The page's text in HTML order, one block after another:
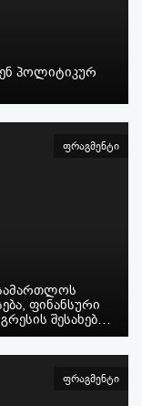
პოლიტიკურ
ფრაგმენტი
ფინანსური
შესახებ…
ფრაგმენტი